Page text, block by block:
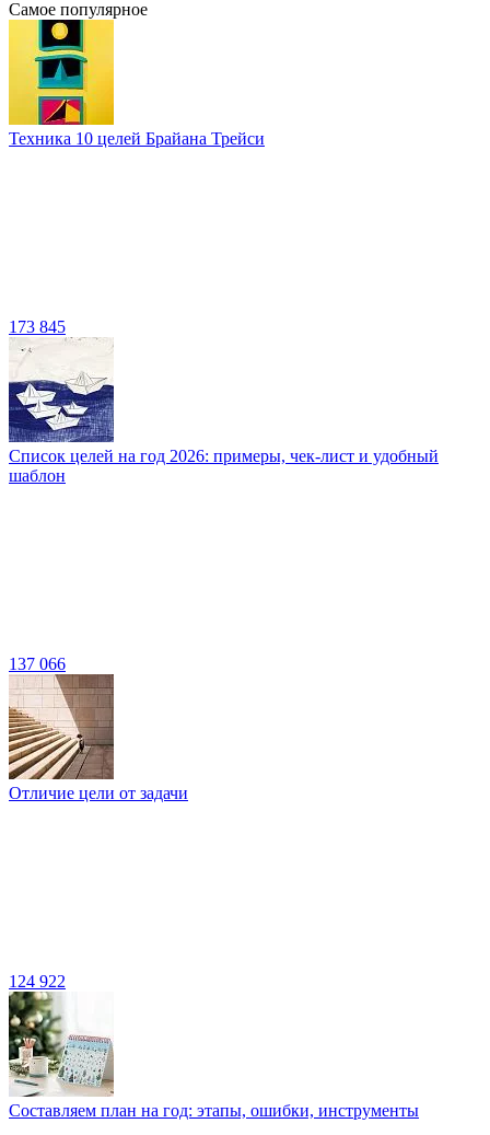
Самое популярное
Техника 10 целей Брайана Трейси
173 845
Список целей на год 2026: примеры, чек-лист и удобный
шаблон
137 066
Отличие цели от задачи
124 922
Составляем план на год: этапы, ошибки, инструменты